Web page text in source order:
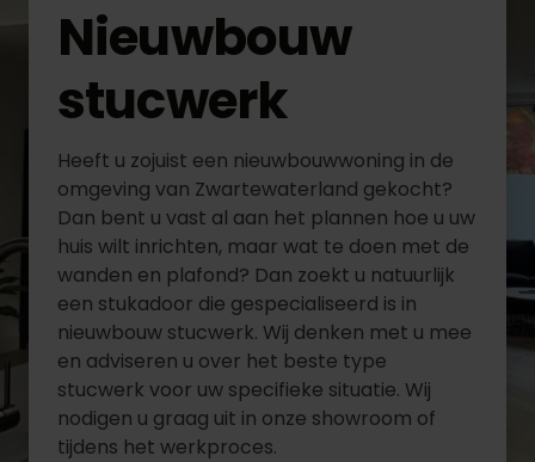
Nieuwbouw
stucwerk
Heeft u zojuist een nieuwbouwwoning in de
omgeving van Zwartewaterland gekocht?
Dan bent u vast al aan het plannen hoe u uw
huis wilt inrichten, maar wat te doen met de
wanden en plafond? Dan zoekt u natuurlijk
een stukadoor die gespecialiseerd is in
nieuwbouw stucwerk. Wij denken met u mee
en adviseren u over het beste type
stucwerk voor uw specifieke situatie. Wij
nodigen u graag uit in onze showroom of
tijdens het werkproces.